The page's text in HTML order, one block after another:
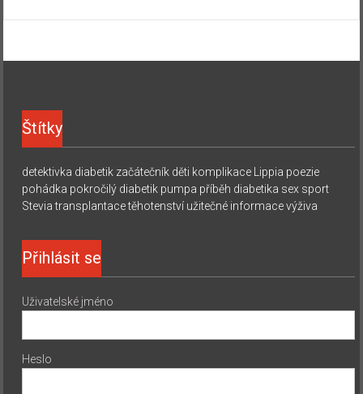
Štítky
detektivka diabetik začátečník děti komplikace Lippia poezie
pohádka pokročilý diabetik pumpa příběh diabetika sex sport
Stevia transplantace těhotenství užitečné informace výživa
Přihlásit se
Uživatelské jméno
Heslo